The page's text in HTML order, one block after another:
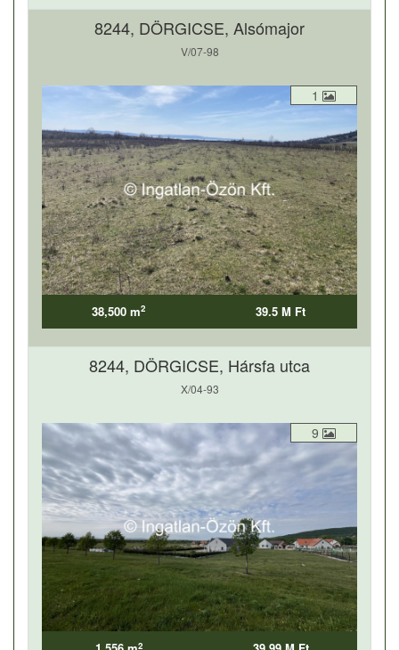
8244, DÖRGICSE, Alsómajor
V/07-98
1
38,500 m2 39.5 M Ft
8244, DÖRGICSE, Hársfa utca
X/04-93
9
2